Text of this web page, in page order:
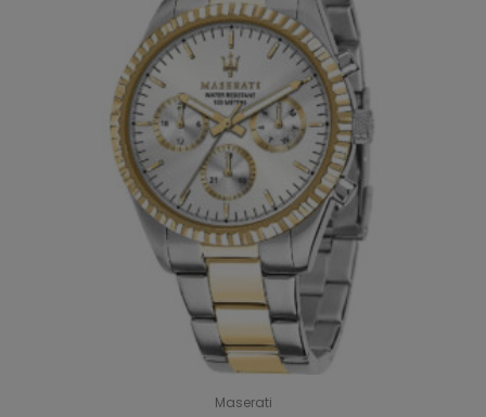
Maserati